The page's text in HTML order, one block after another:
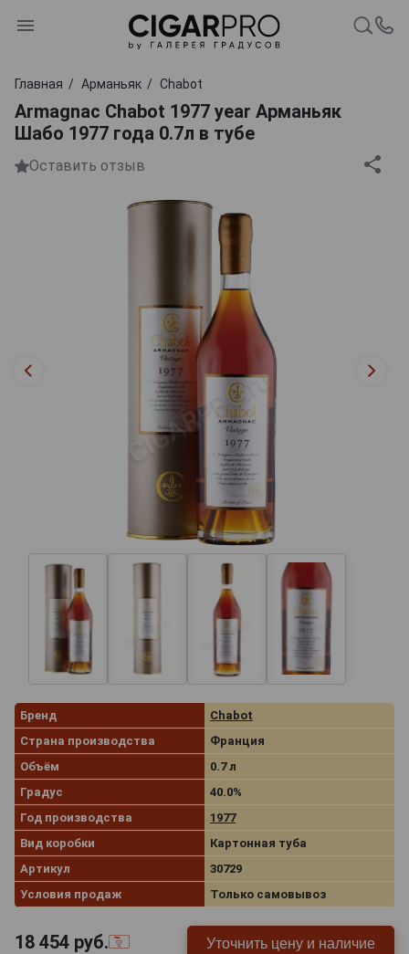
Главная Арманьяк Chabot
Armagnac Chabot 1977 year Арманьяк
Шабо 1977 года 0.7л в тубе
Оставить отзыв
Бренд
Chabot
Страна производства
Франция
Объём
0.7 л
Градус
40.0%
Год производства
1977
Вид коробки
Картонная туба
Артикул
30729
Условия продаж
Только самовывоз
18 454 руб. Уточнить цену и наличие